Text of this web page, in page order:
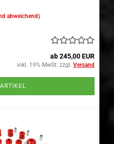
abweichend)
ab 245,00 EUR
inkl. 19% MwSt. zzgl. Versand